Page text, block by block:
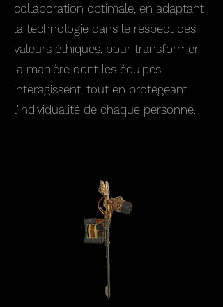
collaboration optimale, en adaptant
la technologie dans le respect des
valeurs éthiques, pour transformer
la manière dont les équipes
interagissent, tout en protégeant
l'individualité de chaque personne.